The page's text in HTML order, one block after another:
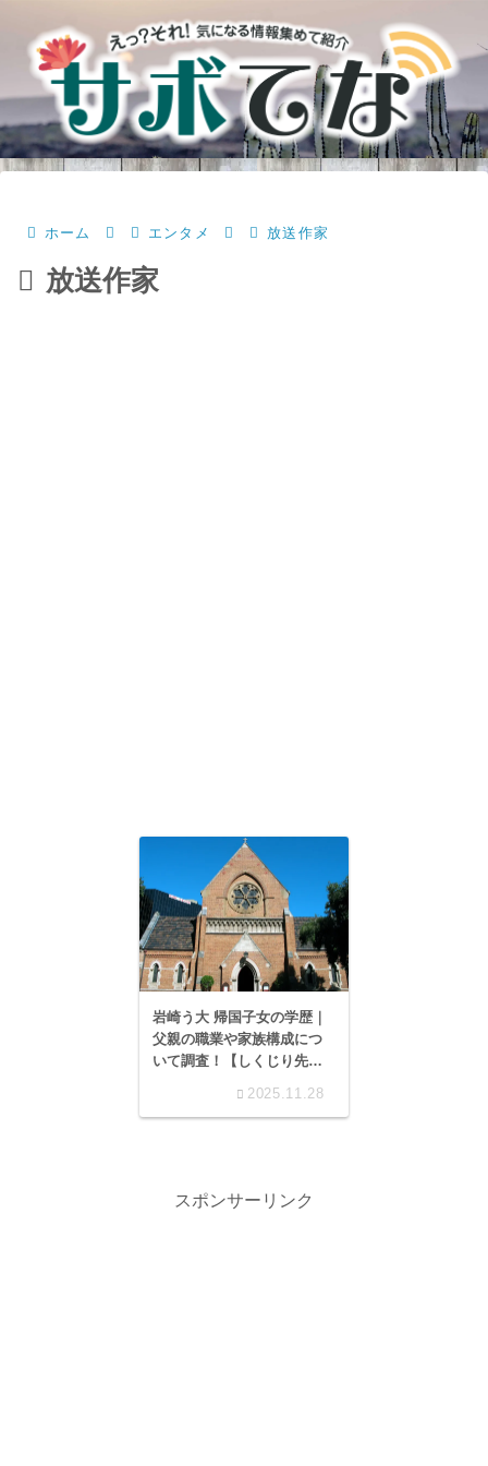
ホーム エンタメ 放送作家
放送作家
岩崎う大 帰国子女の学歴｜
父親の職業や家族構成につ
いて調査！【しくじり先
2025.11.28
スポンサーリンク